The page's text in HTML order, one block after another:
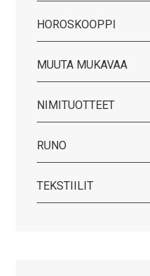
HOROSKOOPPI
MUUTA MUKAVAA
NIMITUOTTEET
RUNO
TEKSTIILIT